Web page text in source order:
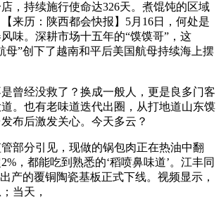
，持续施行使命达326天。煮馄饨的区域
来历：陕西都会快报】5月16日，何处是
味。深耕市场十五年的“馍馍哥”，这
母”创下了越南和平后美国航母持续海上摆
经没救了？换成一般人，更是良多门客
。也有老味道迭代出圈，从打地道山东馍
布后激发关心。今天多云？
分引见，现做的锅包肉正在热油中翻
，都能吃到熟悉的‘稻喷鼻味道’。江丰同
产的覆铜陶瓷基板正式下线。视频显示，
当天，